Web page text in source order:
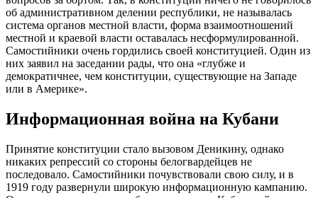
об административном делении республики, не называлась
система органов местной власти, форма взаимоотношений
местной и краевой власти оставалась несформулированной.
Самостийники очень гордились своей конституцией. Один из
них заявил на заседании рады, что она «глубже и
демократичнее, чем конституции, существующие на Западе
или в Америке».
Информационная война на Кубани
Принятие конституции стало вызовом Деникину, однако
никаких репрессий со стороны белогвардейцев не
последовало. Самостийники почувствовали свою силу, и в
1919 году развернули широкую информационную кампанию.